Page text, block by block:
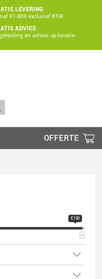
LEVERING
€1.800 exclusief BTW
ADVIES
en advies op locatie
OFFERTE
€190